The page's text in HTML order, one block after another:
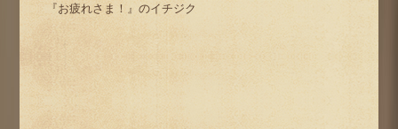
『お疲れさま！』のイチジク